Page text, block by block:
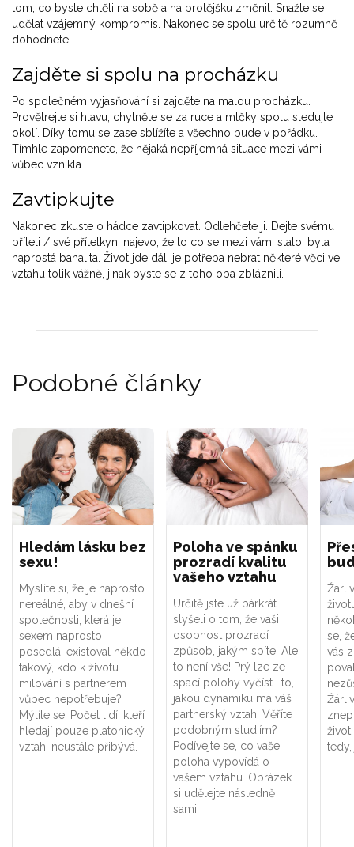
tom, co byste chtěli na sobě a na protějšku změnit. Snažte se
udělat vzájemný kompromis. Nakonec se spolu určitě rozumně
dohodnete.
Zajděte si spolu na procházku
Po společném vyjasňování si zajděte na malou procházku.
Provětrejte si hlavu, chytněte se za ruce a mlčky spolu sledujte
okolí. Díky tomu se zase sblížíte a všechno bude v pořádku.
Tímhle zapomenete, že nějaká nepříjemná situace mezi vámi
vůbec vznikla.
Zavtipkujte
Nakonec zkuste o hádce zavtipkovat. Odlehčete ji. Dejte svému
příteli / své přítelkyni najevo, že to co se mezi vámi stalo, byla
naprostá banalita. Život jde dál, je potřeba nebrat některé věci ve
vztahu tolik vážně, jinak byste se z toho oba zbláznili.
Podobné články
Hledám lásku bez
sexu!
Myslíte si, že je naprosto
nereálné, aby v dnešní
společnosti, která je
sexem naprosto
posedlá, existoval někdo
takový, kdo k životu
milování s partnerem
vůbec nepotřebuje?
Mýlíte se! Počet lidí, kteří
hledají pouze platonický
vztah, neustále přibývá.
Poloha ve spánku
prozradí kvalitu
vašeho vztahu
Určitě jste už párkrát
slyšeli o tom, že vaši
osobnost prozradí
způsob, jakým spíte. Ale
to není vše! Prý lze ze
spací polohy vyčíst i to,
jakou dynamiku má váš
partnerský vztah. Věříte
podobným studiím?
Podívejte se, co vaše
poloha vypovídá o
vašem vztahu. Obrázek
si udělejte následně
sami!
se,
vás
tedy,